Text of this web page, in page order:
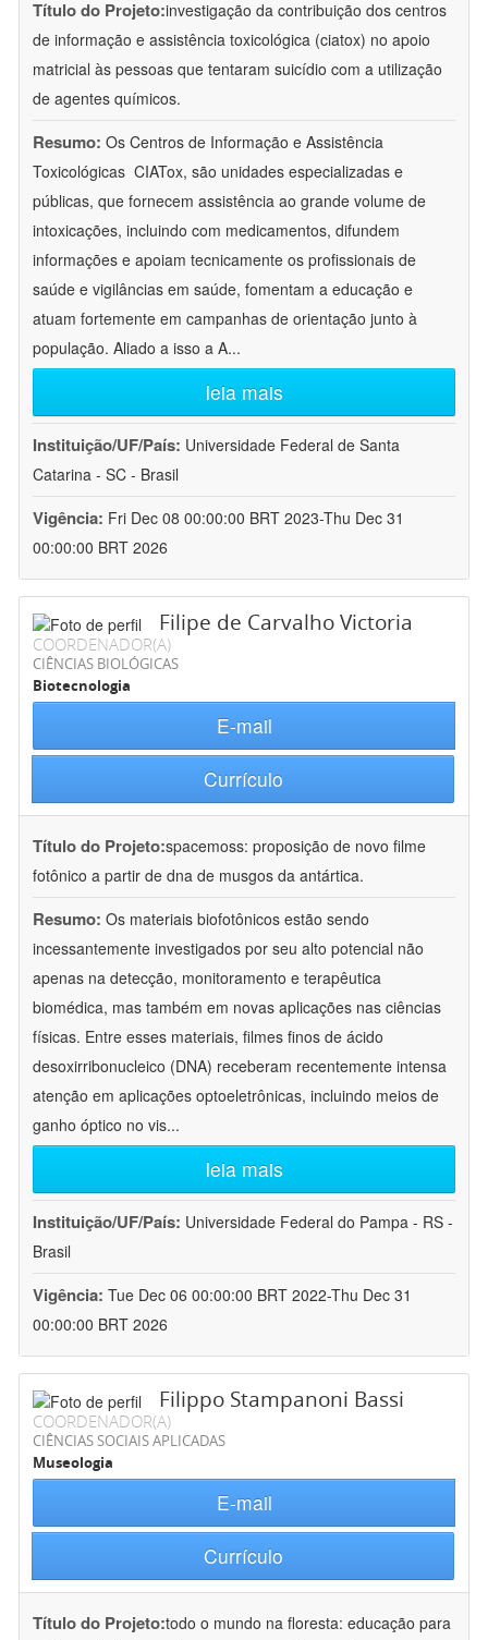
Título do Projeto:investigação da contribuição dos centros
de informação e assistência toxicológica (ciatox) no apoio
matricial às pessoas que tentaram suicídio com a utilização
de agentes químicos.
Resumo: Os Centros de Informação e Assistência
Toxicológicas  CIATox, são unidades especializadas e
públicas, que fornecem assistência ao grande volume de
intoxicações, incluindo com medicamentos, difundem
informações e apoiam tecnicamente os profissionais de
saúde e vigilâncias em saúde, fomentam a educação e
atuam fortemente em campanhas de orientação junto à
população. Aliado a isso a A...
leia mais
Instituição/UF/País: Universidade Federal de Santa
Catarina - SC - Brasil
Vigência: Fri Dec 08 00:00:00 BRT 2023-Thu Dec 31
00:00:00 BRT 2026
Filipe de Carvalho Victoria
COORDENADOR(A)
CIÊNCIAS BIOLÓGICAS
Biotecnologia
E-mail
Currículo
Título do Projeto:spacemoss: proposição de novo filme
fotônico a partir de dna de musgos da antártica.
Resumo: Os materiais biofotônicos estão sendo
incessantemente investigados por seu alto potencial não
apenas na detecção, monitoramento e terapêutica
biomédica, mas também em novas aplicações nas ciências
físicas. Entre esses materiais, filmes finos de ácido
desoxirribonucleico (DNA) receberam recentemente intensa
atenção em aplicações optoeletrônicas, incluindo meios de
ganho óptico no vis...
leia mais
Instituição/UF/País: Universidade Federal do Pampa - RS -
Brasil
Vigência: Tue Dec 06 00:00:00 BRT 2022-Thu Dec 31
00:00:00 BRT 2026
Filippo Stampanoni Bassi
COORDENADOR(A)
CIÊNCIAS SOCIAIS APLICADAS
Museologia
E-mail
Currículo
Título do Projeto:todo o mundo na floresta: educação para